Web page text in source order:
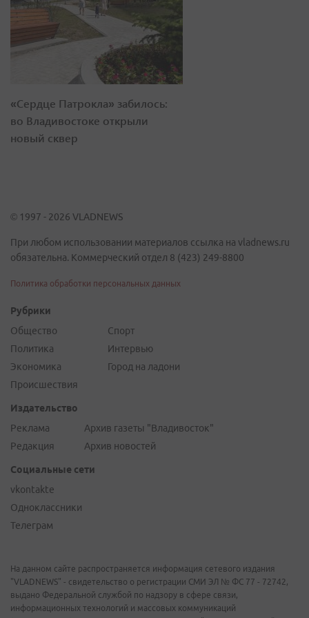
«Сердце Патрокла» забилось:
во Владивостоке открыли
новый сквер
© 1997 - 2026 VLADNEWS
При любом использовании материалов ссылка на vladnews.ru
обязательна. Коммерческий отдел 8 (423) 249-8800
Политика обработки персональных данных
Рубрики
Общество
Политика
Экономика
Происшествия
Спорт
Интервью
Город на ладони
Издательство
Реклама
Редакция
Архив газеты "Владивосток"
Архив новостей
Социальные сети
vkontakte
Одноклассники
Телеграм
На данном сайте распространяется информация сетевого издания
"VLADNEWS" - свидетельство о регистрации СМИ ЭЛ № ФС 77 - 72742,
выдано Федеральной службой по надзору в сфере связи,
информационных технологий и массовых коммуникаций